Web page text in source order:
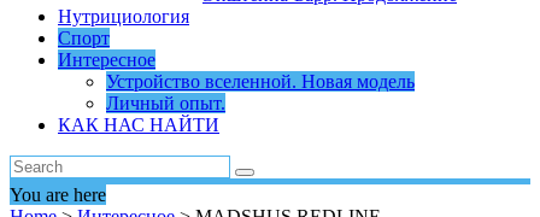
Нутрициология
Спорт
Интересное
Устройство вселенной. Новая модель
Личный опыт.
КАК НАС НАЙТИ
You are here